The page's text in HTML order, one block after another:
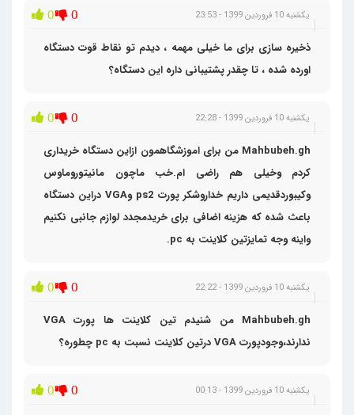
یکشنبه 10 فروردین 1399 - 23:53 0 0
ذخیره سازی برای ما خیلی مهمه ، دیدم تو نقاط قوت دستگاه
اورده شده ، تا چقدر پشتیبانی داره این دستگاه؟
یکشنبه 10 فروردین 1399 - 22:28 0 0
Mahbubeh.gh من برای اموزشگاهمون ازاین دستگاه خریداری
کردم وخیلی هم راضی ام.خب ماچون مانیتوروماوس
وکیبوردقدیمی داریم خداروشکر پورت ps2 وVGA دراین دستگاه
باعث شده که هزینه اضافی برای خریدمجدد لوازم جانبی نکنیم
واینه وجه تمایزتین کلاینت به pc.
یکشنبه 10 فروردین 1399 - 22:22 0 0
Mahbubeh.gh من شنیدم تین کلاینت ها پورت VGA
ندارند،وجودپورت VGA درتین کلاینت نسبت به pc چطوره؟
یکشنبه 10 فروردین 1399 - 00:13 0 0